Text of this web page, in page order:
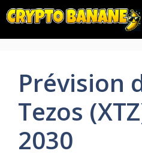
Aller
au
contenu
Prévision
Tezos
2030